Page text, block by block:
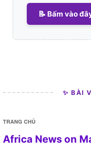
📝 Bấm vào
✨ BÀI
TRANG CHỦ
Africa News on